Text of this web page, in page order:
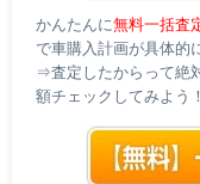
かんたんに無料一括査
で車購入計画が具体的
⇒査定したからって絶
額チェックしてみよう！